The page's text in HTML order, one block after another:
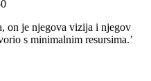
on je njegova vizija i njegov
s minimalnim resursima.’